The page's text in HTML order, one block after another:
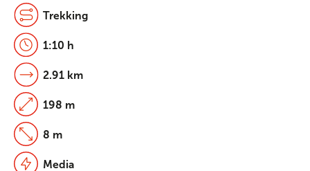
Trekking
1:10 h
2.91 km
198 m
8 m
Media